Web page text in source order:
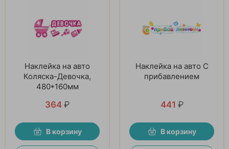
Наклейка на авто
Коляска-Девочка,
480*160мм
364 ₽
В корзину
Наклейка на авто С
прибавлением
441 ₽
В корзину